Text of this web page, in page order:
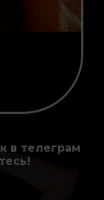
в телеграм